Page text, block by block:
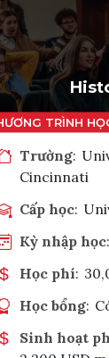
Trường:
Cincinnati
Cấp học:
Kỳ nhập học:
Học phí:
Học bổng:
Sinh hoạt